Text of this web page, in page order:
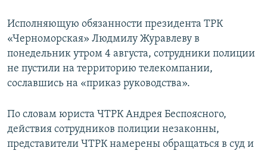
Исполняющую обязанности президента ТРК
«Черноморская» Людмилу Журавлеву в
понедельник утром 4 августа, сотрудники полиции
не пустили на территорию телекомпании,
сославшись на «приказ руководства».
По словам юриста ЧТРК Андрея Беспоясного,
действия сотрудников полиции незаконны,
представители ЧТРК намерены обращаться в суд и